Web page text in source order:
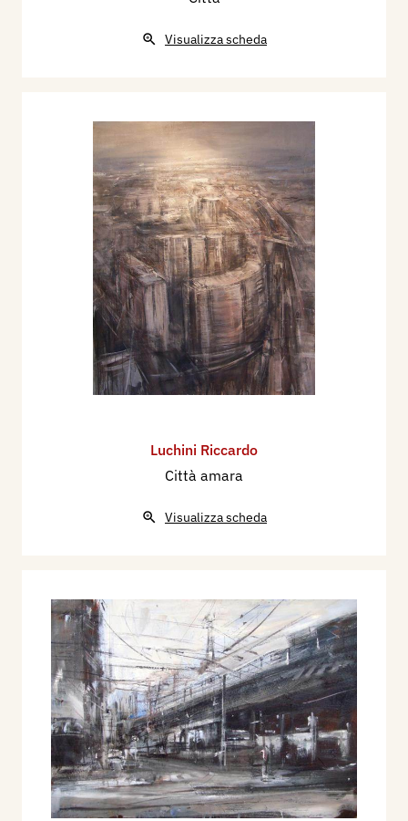
Visualizza scheda
Luchini Riccardo
Città amara
Visualizza scheda